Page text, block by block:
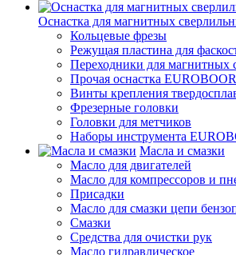
Оснастка для магнитных
Кольцевые фрезы
Режущая пластина для
Переходники для магнитных
Прочая оснастка EUROBOOR
Винты крепления
Фрезерные головки
Головки для метчиков
Наборы инструмента
Масла и смазки
Масло для двигателей
Масло для компрессоров и
Присадки
Масло для смазки цепи
Смазки
Средства для очистки рук
Масло гидравлическое